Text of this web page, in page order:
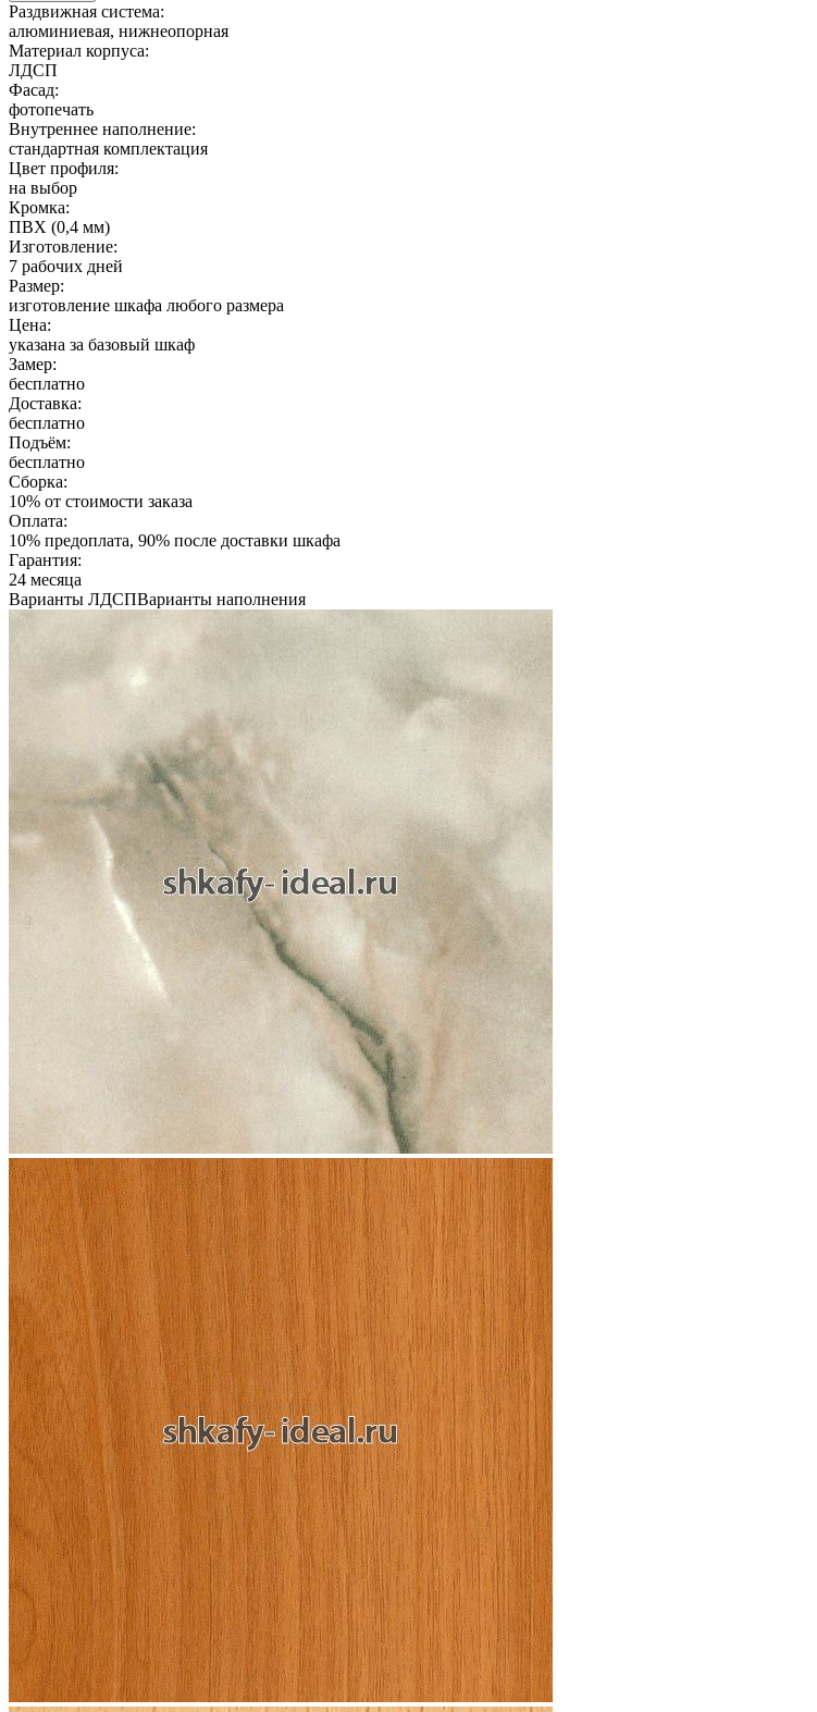
Раздвижная система:
алюминиевая, нижнеопорная
Материал корпуса:
ЛДСП
Фасад:
фотопечать
Внутреннее наполнение:
стандартная комплектация
Цвет профиля:
на выбор
Кромка:
ПВХ (0,4 мм)
Изготовление:
7 рабочих дней
Размер:
изготовление шкафа любого размера
Цена:
указана за базовый шкаф
Замер:
бесплатно
Доставка:
бесплатно
Подъём:
бесплатно
Сборка:
10% от стоимости заказа
Оплата:
10% предоплата, 90% после доставки шкафа
Гарантия:
24 месяца
Варианты ЛДСПВарианты наполнения